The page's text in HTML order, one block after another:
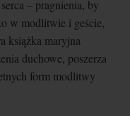
– pragnienia, by
w modlitwie i geście,
książka maryjna
duchowe, poszerza
form modlitwy